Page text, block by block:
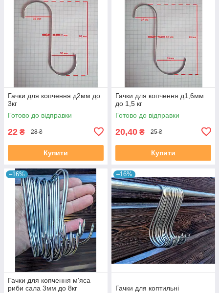
Гачки для копчення д2мм до
3кг
Готово до відправки
22 ₴ 28 ₴
Купити
Гачки для копчення д1,6мм
до 1,5 кг
Готово до відправки
20,40 ₴ 25 ₴
Купити
–16%
Гачки для копчення м'яса
риби сала 3мм до 8кг
–16%
Гачки для коптильні